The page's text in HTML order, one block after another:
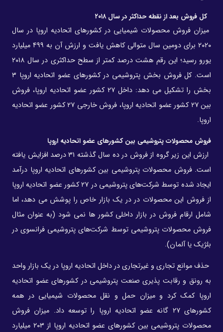
کل فروش بعد از نقطه حداکثر در سال ۲۰۱۸
میزان فروش محصولات شیمیایی در کشورهای اتحادیه اروپا در سال
۲۰۲۰ برای دومین سال متوالی کاهش یافت و ارزش آن به ۴۹۹ میلیارد
یورو رسید؛ این رقم هشت درصد کمتر از سطح حداکثری در سال ۲۰۱۸
است. کل فروش بخش پتروشیمی در کشورهای عضو اتحادیه اروپا ۳
بخش را تشکیل می دهد: داخل ۲۷ کشور عضو اتحادیه اروپا، فروش
بین ۲۷ کشور عضو اتحادیه اروپا، فروش خارجی ۲۷ کشور عضو اتحادیه
اروپا.
فروش محصولات پتروشیمی بین کشورهای عضو اتحادیه اروپا
ارزش این زیر گروه از فروش در ده سال گذشته ۳۱ درصد افزایش یافته
است. فروش محصولات پتروشیمی بین کشورهای اتحادیه اروپا درآمد
ایجاد شده توسط شرکت‌های پتروشیمی در ۲۷ کشور عضو اتحادیه اروپا
از فروش این محصولات در در یک بازار خاص را پوشش می دهد، اما
شامل ارقام فروش در بازار داخلی کشور ها نمی شود (به عنوان مثال
فروش محصولات پتروشیمی توسط شرکت‌های پتروشیمی فرانسوی در
بلژیک یا آلمان).
حذف موانع تجاری و غیرتجاری در داخل اتحادیه اروپا در یک بازار واحد
به رونق و رقابت پذیری صنعت پتروشیمی در کشورهای عضو اتحادیه
اروپا کمک کرد و میزان حمل و نقل محصولات شیمیایی در همه
کشورهای ۲۷ گانه عضو اتحادیه اروپا را توسعه داد. میزان فروش
محصولات پتروشیمی بین کشورهای عضو اتحادیه اروپا از ۲۰۳ میلیارد